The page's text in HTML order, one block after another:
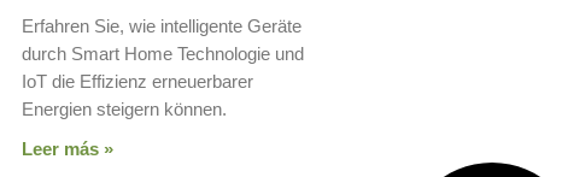
Erfahren Sie, wie intelligente Geräte
durch Smart Home Technologie und
IoT die Effizienz erneuerbarer
Energien steigern können.
Leer más »